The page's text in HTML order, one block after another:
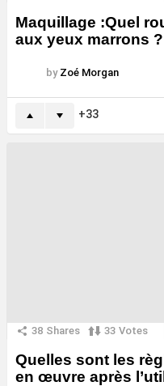
Maquillage :Quel
aux yeux marrons ?
by Zoé Morgan
33
38 Shares 33 Votes
Quelles sont les
en œuvre après